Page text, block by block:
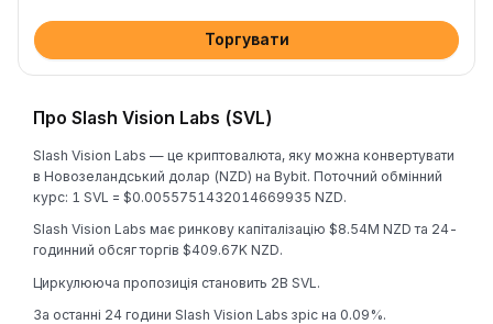
Торгувати
Про Slash Vision Labs (SVL)
Slash Vision Labs — це криптовалюта, яку можна конвертувати
в Новозеландський долар (NZD) на Bybit. Поточний обмінний
курс: 1 SVL = $0.0055751432014669935 NZD.
Slash Vision Labs має ринкову капіталізацію $8.54M NZD та 24-
годинний обсяг торгів $409.67K NZD.
Циркулююча пропозиція становить 2B SVL.
За останні 24 години Slash Vision Labs зріс на 0.09%.